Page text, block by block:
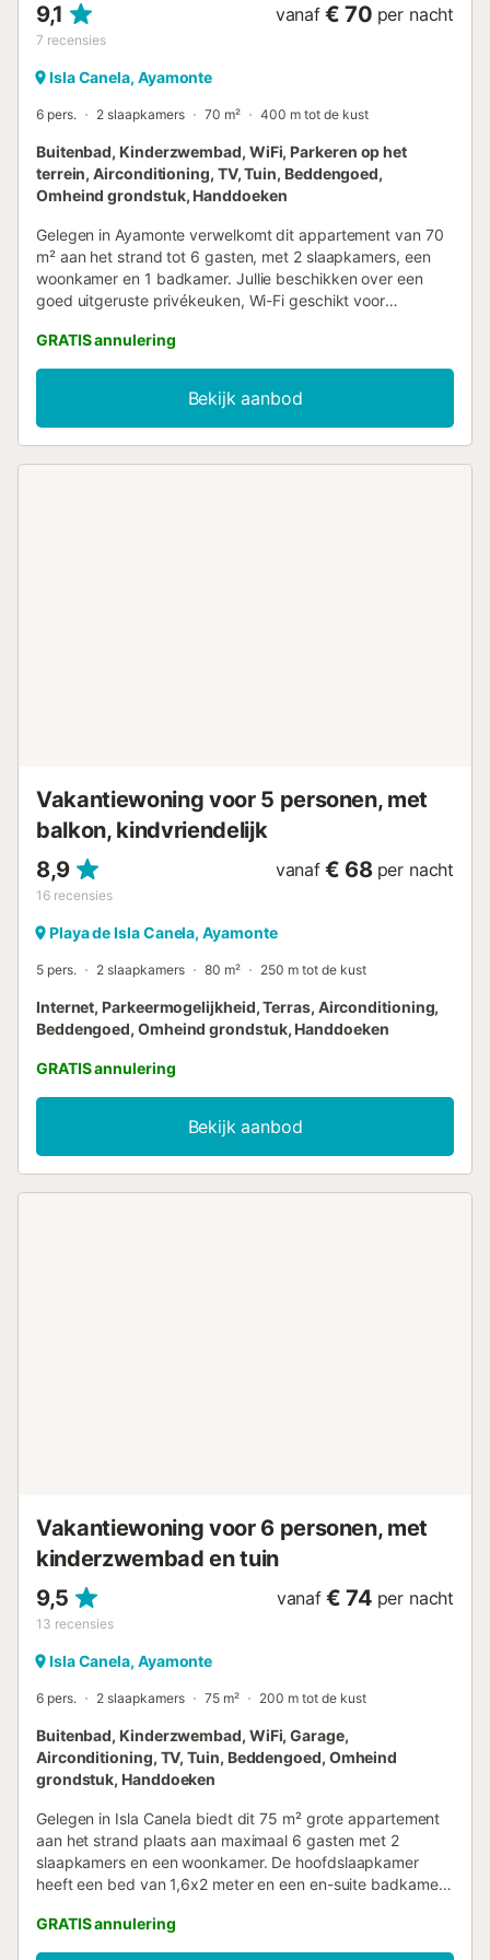
9,1
7 recensies
vanaf € 70 per nacht
Isla Canela, Ayamonte
6 pers. 2 slaapkamers 70 m² 400 m tot de kust
Buitenbad, Kinderzwembad, WiFi, Parkeren op het
terrein, Airconditioning, TV, Tuin, Beddengoed,
Omheind grondstuk, Handdoeken
Gelegen in Ayamonte verwelkomt dit appartement van 70
m² aan het strand tot 6 gasten, met 2 slaapkamers, een
woonkamer en 1 badkamer. Jullie beschikken over een
goed uitgeruste privékeuken, Wi-Fi geschikt voor
baby's. Het overdekte privéterras is ideaal om van de
zeelucht te genieten. De gedeelde tuin biedt ruime groene
zones en een speeltuin voor het hele gezin. Jullie kunnen
afkoelen in het gedeelde buitenzwembad, met aparte
baden voor volwassenen en kinderen. Het zwembad is
GRATIS annulering
Bekijk aanbod
Vakantiewoning voor 5 personen, met
balkon, kindvriendelijk
8,9
16 recensies
vanaf € 68 per nacht
Playa de Isla Canela, Ayamonte
5 pers. 2 slaapkamers 80 m² 250 m tot de kust
Internet, Parkeermogelijkheid, Terras, Airconditioning,
Beddengoed, Omheind grondstuk, Handdoeken
GRATIS annulering
Bekijk aanbod
Vakantiewoning voor 6 personen, met
kinderzwembad en tuin
9,5
13 recensies
vanaf € 74 per nacht
Isla Canela, Ayamonte
6 pers. 2 slaapkamers 75 m² 200 m tot de kust
Buitenbad, Kinderzwembad, WiFi, Garage,
Airconditioning, TV, Tuin, Beddengoed, Omheind
grondstuk, Handdoeken
Gelegen in Isla Canela biedt dit 75 m² grote appartement
aan het strand plaats aan maximaal 6 gasten met 2
slaapkamers en een woonkamer. De hoofdslaapkamer
heeft een bed van 1,6x2 meter en een en-suite badkamer,
heeft. Er is een tweede volledige badkamer beschikbaar.
In de woonkamer staat een slaapbank van 135x190 cm en
GRATIS annulering